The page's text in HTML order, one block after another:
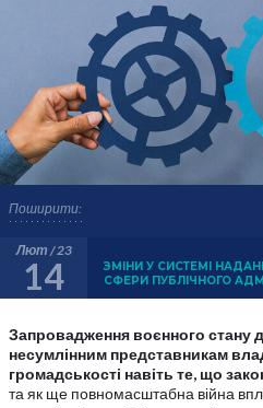
Поширити:
Лют / 23
14
ЗМІНИ У СИСТЕМІ
СФЕРИ ПУБЛІЧНОГО
Запровадження воєнного стану
несумлінним представникам
громадськості навіть те, що
та як ще повномасштабна війна